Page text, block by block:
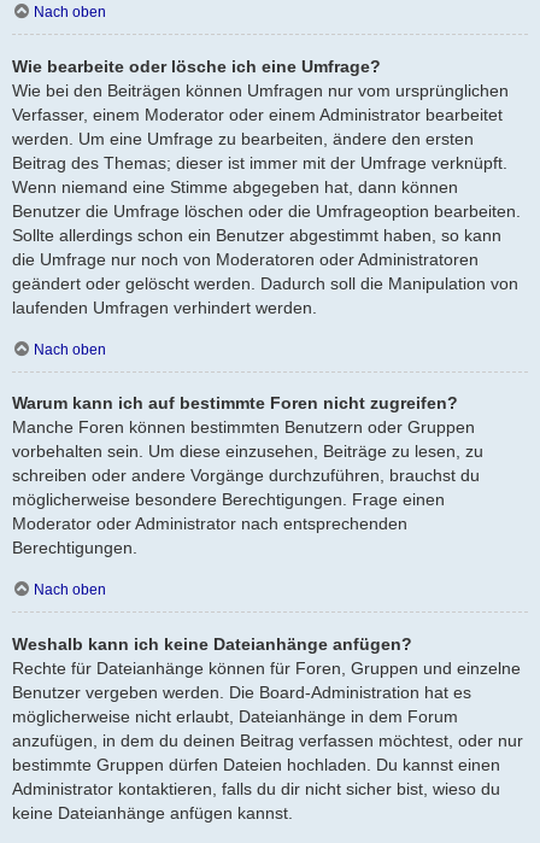
Nach oben
Wie bearbeite oder lösche ich eine Umfrage?
Wie bei den Beiträgen können Umfragen nur vom ursprünglichen
Verfasser, einem Moderator oder einem Administrator bearbeitet
werden. Um eine Umfrage zu bearbeiten, ändere den ersten
Beitrag des Themas; dieser ist immer mit der Umfrage verknüpft.
Wenn niemand eine Stimme abgegeben hat, dann können
Benutzer die Umfrage löschen oder die Umfrageoption bearbeiten.
Sollte allerdings schon ein Benutzer abgestimmt haben, so kann
die Umfrage nur noch von Moderatoren oder Administratoren
geändert oder gelöscht werden. Dadurch soll die Manipulation von
laufenden Umfragen verhindert werden.
Nach oben
Warum kann ich auf bestimmte Foren nicht zugreifen?
Manche Foren können bestimmten Benutzern oder Gruppen
vorbehalten sein. Um diese einzusehen, Beiträge zu lesen, zu
schreiben oder andere Vorgänge durchzuführen, brauchst du
möglicherweise besondere Berechtigungen. Frage einen
Moderator oder Administrator nach entsprechenden
Berechtigungen.
Nach oben
Weshalb kann ich keine Dateianhänge anfügen?
Rechte für Dateianhänge können für Foren, Gruppen und einzelne
Benutzer vergeben werden. Die Board-Administration hat es
möglicherweise nicht erlaubt, Dateianhänge in dem Forum
anzufügen, in dem du deinen Beitrag verfassen möchtest, oder nur
bestimmte Gruppen dürfen Dateien hochladen. Du kannst einen
Administrator kontaktieren, falls du dir nicht sicher bist, wieso du
keine Dateianhänge anfügen kannst.